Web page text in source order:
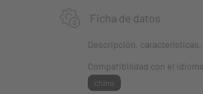
Ficha de datos
Descripción,
Compatibilidad con el
chino